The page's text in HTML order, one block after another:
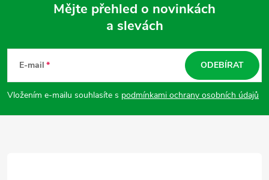
p
a
Mějte přehled o novinkách
a slevách
E-mail
Vložením e-mailu souhlasíte s podmínkami ochrany osobních údajů
ODEBÍRAT